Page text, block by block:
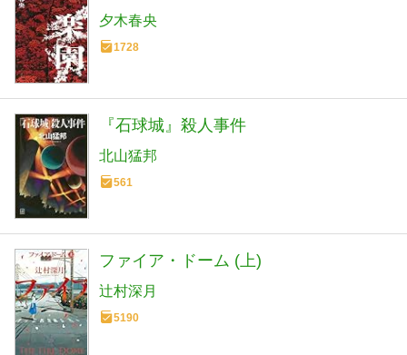
夕木春央
1728
『石球城』殺人事件
北山猛邦
561
ファイア・ドーム (上)
辻村深月
5190